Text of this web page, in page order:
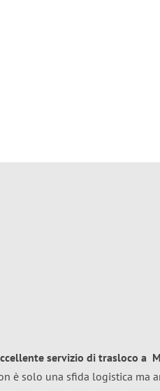
servizio di trasloco a
è solo una sfida logistica ma